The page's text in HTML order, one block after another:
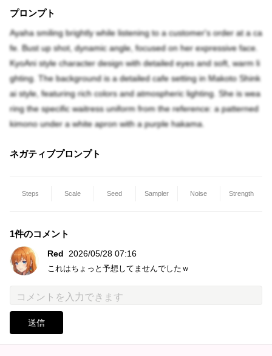
プロンプト
Ayaha smiling brightly while listening to a customer's order at a ca
fe. Bust up shot, dynamic angle, focused on her expressive face.
KyoAni style character design with detailed eyes and soft, warm li
ghting. The background is a detailed cafe setting in Makoto Shink
ai style, featuring rich colors and atmospheric lighting. She is wea
ring the specific waitress uniform from the reference: a patterned
kimono under a white apron with a purple hakama.
ネガティブプロンプト
Steps Scale Seed Sampler Noise Strength
1件のコメント
Red 2026/05/28 07:16
これはちょっと予想してませんでしたｗ
送信